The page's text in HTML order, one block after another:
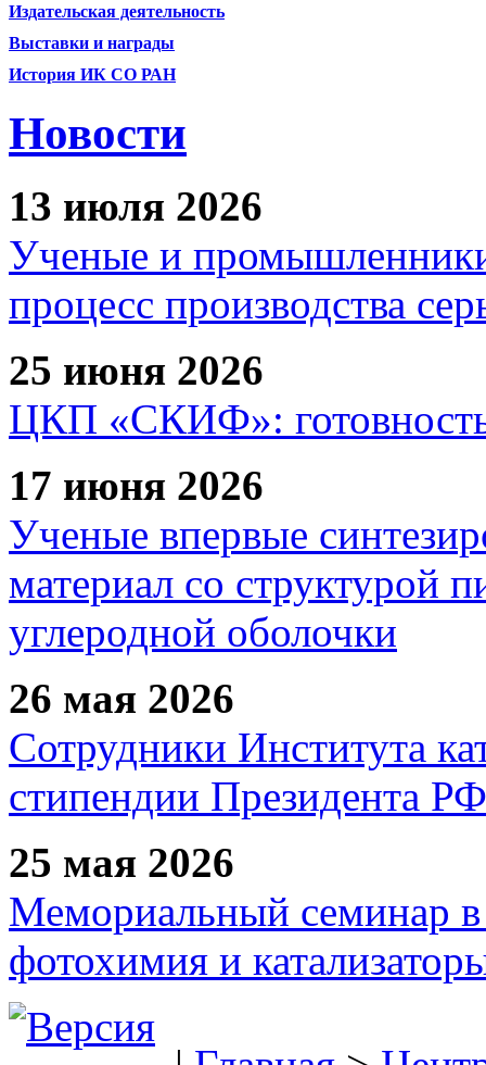
Издательская деятельность
Выставки и награды
История ИК СО РАН
Новости
13 июля 2026
Ученые и
процесс производства
25 июня 2026
ЦКП «СКИФ»: готовность
17 июня 2026
Ученые впервые
материал со структурой
углеродной оболочки
26 мая 2026
Сотрудники Института
стипендии Президента РФ
25 мая 2026
Мемориальный семинар в
фотохимия и